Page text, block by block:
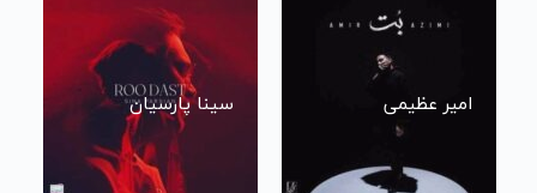
امیر عظیمی سینا پارسیان